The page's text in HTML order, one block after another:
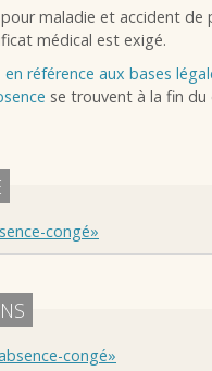
pour maladie et accident de
médical est exigé.
référence aux bases
se trouvent à la fin du
congé»
congé»